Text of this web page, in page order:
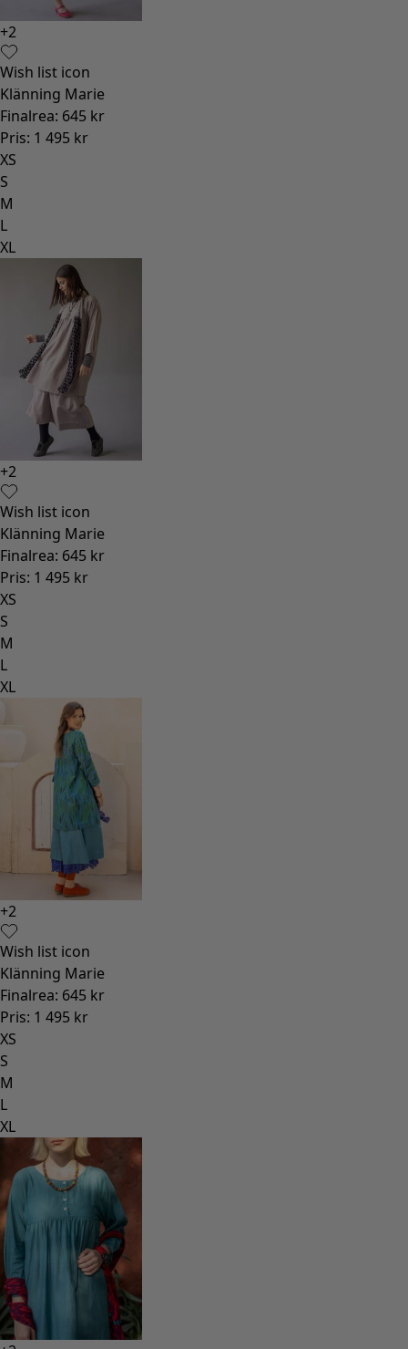
+2
Wish list icon
Klänning Marie
Finalrea: 645 kr
Pris: 1 495 kr
XS
S
M
L
XL
+2
Wish list icon
Klänning Marie
Finalrea: 645 kr
Pris: 1 495 kr
XS
S
M
L
XL
+2
Wish list icon
Klänning Marie
Finalrea: 645 kr
Pris: 1 495 kr
XS
S
M
L
XL